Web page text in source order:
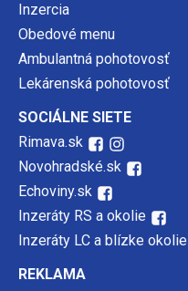
Inzercia
Obedové menu
Ambulantná pohotovosť
Lekárenská pohotovosť
SOCIÁLNE SIETE
Rimava.sk
Novohradské.sk
Echoviny.sk
Inzeráty RS a okolie
Inzeráty LC a blízke okolie
REKLAMA